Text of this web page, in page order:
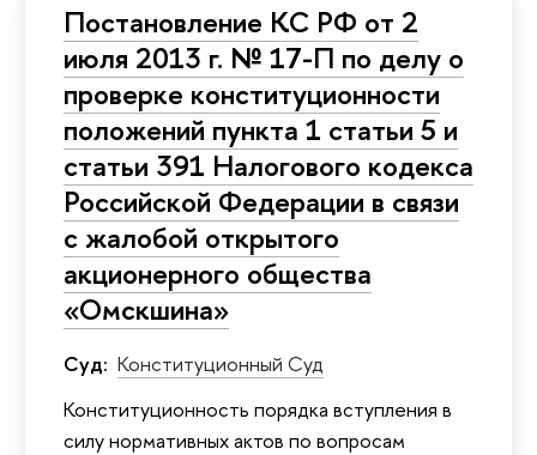
Постановление КС РФ от 2
июля 2013 г. № 17-П по делу о
проверке конституционности
положений пункта 1 статьи 5 и
статьи 391 Налогового кодекса
Российской Федерации в связи
с жалобой открытого
акционерного общества
«Омскшина»
Суд: Конституционный Суд
Конституционность порядка вступления в
силу нормативных актов по вопросам